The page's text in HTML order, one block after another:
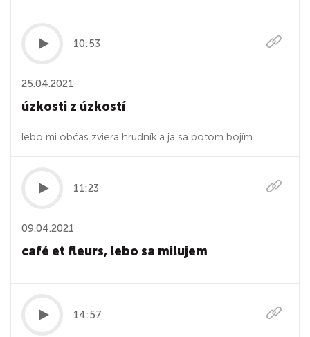
10:53
25.04.2021
úzkosti z úzkostí
lebo mi občas zviera hrudník a ja sa potom bojím
11:23
09.04.2021
café et fleurs, lebo sa milujem
14:57